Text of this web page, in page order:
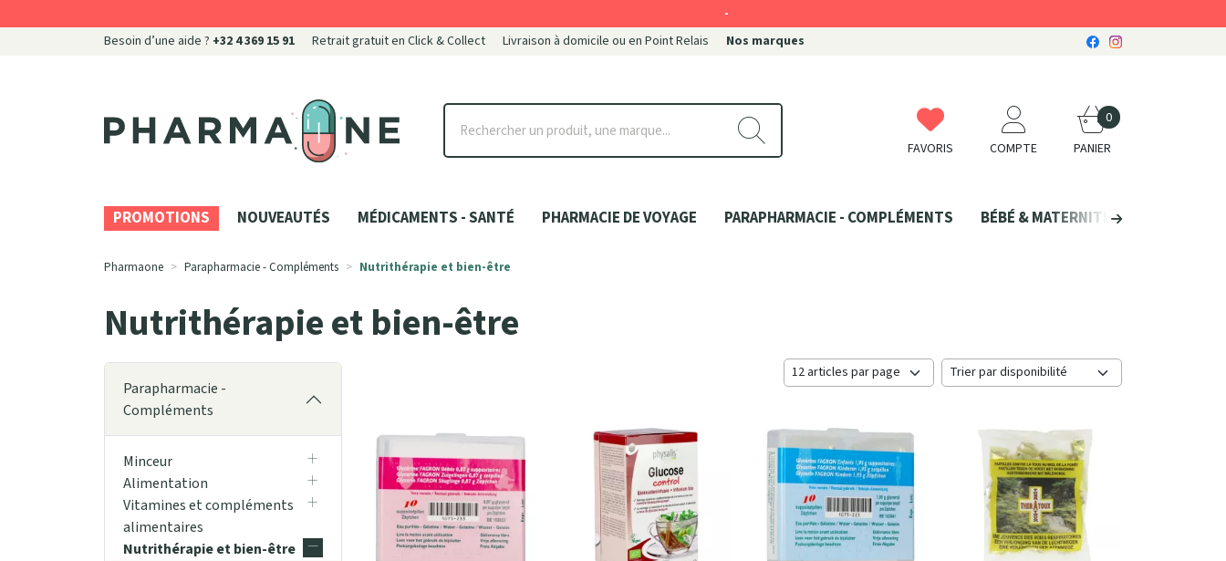
Besoin d’une aide ? +32 4 369 15 91 Retrait gratuit en Click & Collect Livraison à domicile ou en Point Relais Nos marques
Pharmaone Votre pharmacie en ligne à votre service FAVORIS COMPTE PANIER
0
PROMOTIONS NOUVEAUTÉS MÉDICAMENTS - SANTÉ PHARMACIE DE VOYAGE PARAPHARMACIE - COMPLÉMENTS BÉBÉ & MATERNITÉ
Pharmaone Parapharmacie - Compléments Nutrithérapie et bien-être
Nutrithérapie et bien-être
Parapharmacie -
Compléments
Minceur
Alimentation
Vitamines et compléments
alimentaires
Nutrithérapie et bien-être